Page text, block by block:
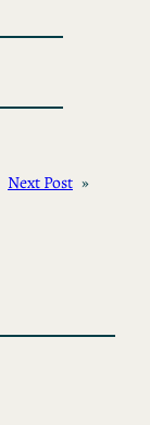
Next Post »